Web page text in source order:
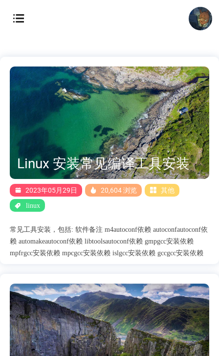
Linux 安装常见编译工具安装
2023年05月29日 20,604 浏览 其他
linux
常见工具安装，包括: 软件备注 m4autoconf依赖 autoconfautoconf依
赖 automakeautoconf依赖 libtoolsautoconf依赖 gmpgcc安装依赖
mpfrgcc安装依赖 mpcgcc安装依赖 islgcc安装依赖 gccgcc安装依赖